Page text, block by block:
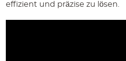
effizient und präzise zu lösen.